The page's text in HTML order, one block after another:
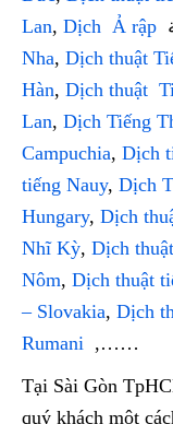
Lan, Dịch Ả rập
Nha, Dịch thuật
Hàn, Dịch thuật
Lan, Dịch Tiếng
Campuchia, Dịch
tiếng Nauy, Dịch
Hungary, Dịch
Nhĩ Kỳ, Dịch
Nôm, Dịch thuật
– Slovakia, Dịch
Rumani ,……
Tại Sài Gòn
quý khách một